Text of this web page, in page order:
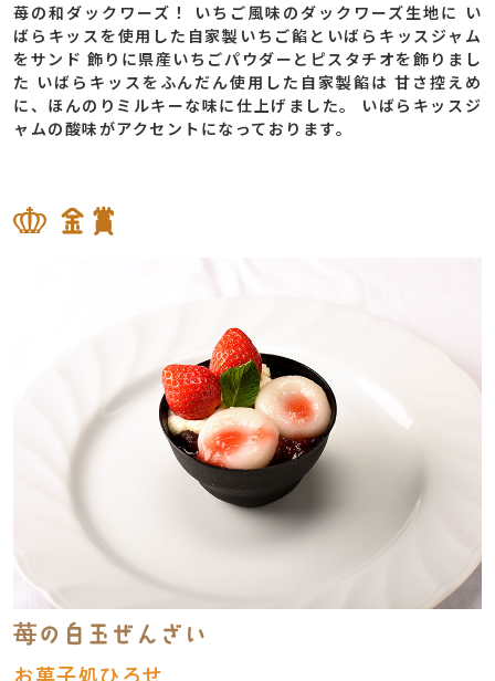
苺の和ダックワーズ！ いちご風味のダックワーズ生地に い
ばらキッスを使用した自家製いちご餡といばらキッスジャム
をサンド 飾りに県産いちごパウダーとピスタチオを飾りまし
た いばらキッスをふんだん使⽤した⾃家製餡は ⽢さ控えめ
に、ほんのりミルキーな味に仕上げました。 いばらキッスジ
ャムの酸味がアクセントになっております。
金賞
苺の白玉ぜんざい
お菓子処ひろせ